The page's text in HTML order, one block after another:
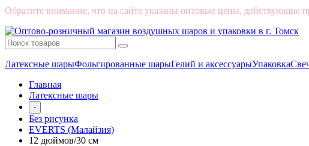
Обратите внимание, что на сайте указаны оптовые цены, действующие
Латексные шарыФольгированные шарыГелий и аксессуарыУпаковка
Главная
Латексные шары
-
Без рисунка
EVERTS (Малайзия)
12 дюймов/30 см